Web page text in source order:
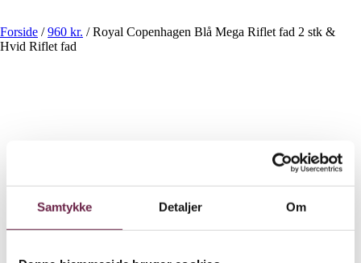
Samtykke Detaljer Om
Forside /960 kr. /Royal Copenhagen Blå Mega Riflet fad 2 stk &
Hvid Riflet fad
Royal Copenhagen Blå Mega